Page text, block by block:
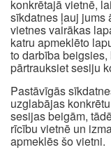
konkrētajā vietnē,
sīkdatnes ļauj jums
vietnes vairākas
katru apmeklēto
to darbība
pārtrauksiet sesiju
Pastāvīgās
uzglabājas
sesijas beigām,
rīcību vietnē un
apmeklēs šo vietni.